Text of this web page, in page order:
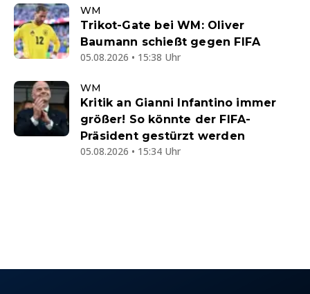
WM
Trikot-Gate bei WM: Oliver
Baumann schießt gegen FIFA
05.08.2026 • 15:38 Uhr
WM
Kritik an Gianni Infantino immer
größer! So könnte der FIFA-
Präsident gestürzt werden
05.08.2026 • 15:34 Uhr